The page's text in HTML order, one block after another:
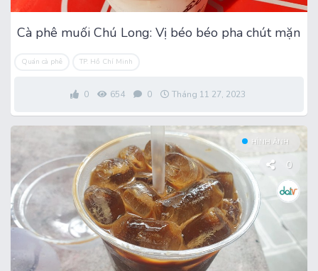
Cà phê muối Chú Long: Vị béo béo pha chút mặn
Quán cà phê TP. Hồ Chí Minh
0 654 0 Tháng 11 27, 2023
HÌNH ẢNH
0